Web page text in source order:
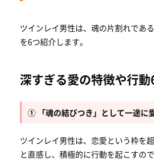
ツインレイ男性は、魂の片割れであ
を6つ紹介します。
深すぎる愛の特徴や行動
① 「魂の結びつき」として一途に
ツインレイ男性は、恋愛という枠を
と直感し、積極的に行動を起こすので